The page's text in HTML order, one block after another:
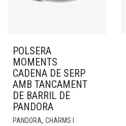
POLSERA
MOMENTS
CADENA DE SERP
AMB TANCAMENT
DE BARRIL DE
PANDORA
PANDORA, CHARMS I